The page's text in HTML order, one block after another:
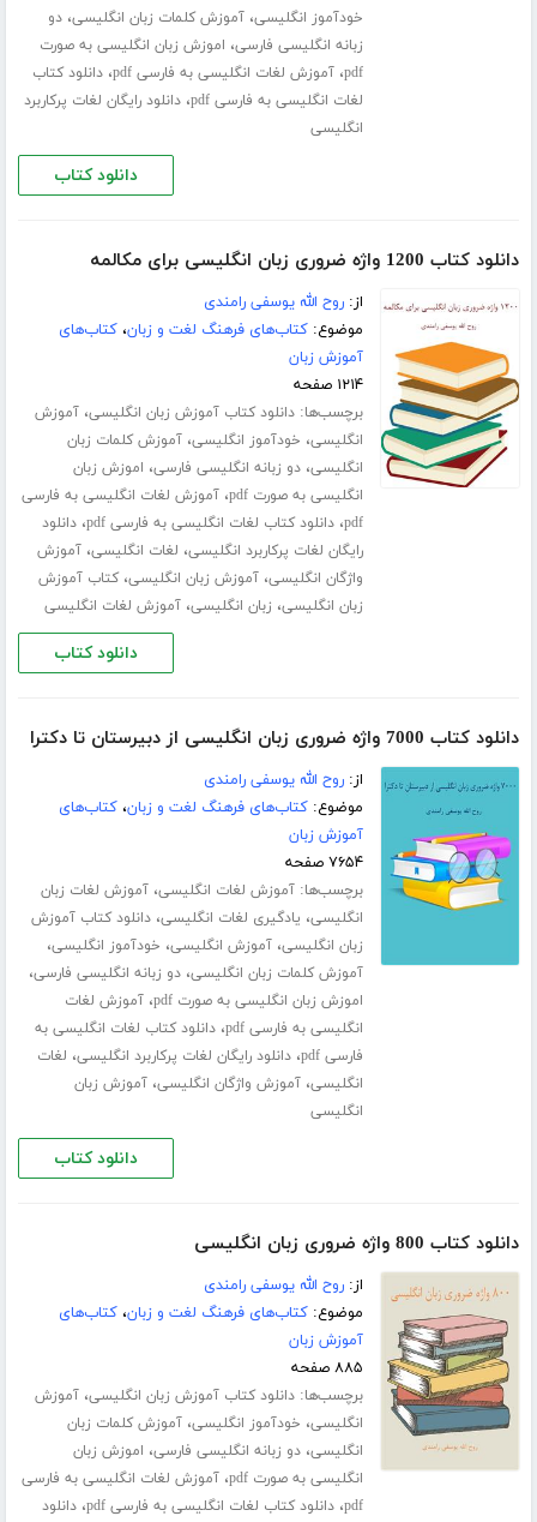
خودآموز انگلیسی،آموزش کلمات زبان انگلیسی،دو
زبانه انگلیسی فارسی، اموزش زبان انگلیسی به صورت
pdf،آموزش لغات انگلیسی به فارسی pdf ،دانلود کتاب
لغات انگلیسی به فارسی pdf
،دانلود رایگان لغات پرکاربرد
انگلیسی
دانلود کتاب
دانلود کتاب 1200 واژه ضروری زبان انگلیسی برای مکالمه
از:روح الله یوسفی رامندی
موضوع:کتاب‌های فرهنگ لغت و زبان،کتاب‌های
آموزش زبان
۱۲۱۴ صفحه
برچسب‌ها:دانلود کتاب آموزش زبان انگلیسی،آموزش
انگلیسی، خودآموز انگلیسی،آموزش کلمات زبان
انگلیسی،دو زبانه انگلیسی فارسی، اموزش زبان
انگلیسی به صورت pdf
،آموزش لغات انگلیسی به فارسی
pdf،دانلود کتاب لغات انگلیسی به فارسی pdf ،دانلود
رایگان لغات پرکاربرد انگلیسی، لغات انگلیسی،آموزش
واژگان انگلیسی،آموزش زبان انگلیسی،کتاب آموزش
زبان انگلیسی، زبان انگلیسی،آموزش لغات انگلیسی
دانلود کتاب
دانلود کتاب 7000 واژه ضروری زبان انگلیسی از دبیرستان تا دکترا
از:روح الله یوسفی رامندی
موضوع:کتاب‌های فرهنگ لغت و زبان،کتاب‌های
آموزش زبان
۷۶۵۴ صفحه
برچسب‌ها:آموزش لغات انگلیسی،آموزش لغات زبان
انگلیسی، یادگیری لغات انگلیسی،دانلود کتاب آموزش
زبان انگلیسی،آموزش انگلیسی، خودآموز انگلیسی،
آموزش کلمات زبان انگلیسی،دو زبانه انگلیسی فارسی،
اموزش زبان انگلیسی به صورت pdf ،آموزش لغات
انگلیسی به فارسی pdf
،دانلود کتاب لغات انگلیسی به
فارسی pdf
،دانلود رایگان لغات پرکاربرد انگلیسی، لغات
انگلیسی،آموزش واژگان انگلیسی،آموزش زبان
انگلیسی
دانلود کتاب
دانلود کتاب 800 واژه ضروری زبان انگلیسی
از:روح الله یوسفی رامندی
موضوع:کتاب‌های فرهنگ لغت و زبان،کتاب‌های
آموزش زبان
۸۸۵ صفحه
برچسب‌ها:دانلود کتاب آموزش زبان انگلیسی،آموزش
انگلیسی، خودآموز انگلیسی،آموزش کلمات زبان
انگلیسی،دو زبانه انگلیسی فارسی، اموزش زبان
انگلیسی به صورت pdf
،آموزش لغات انگلیسی به فارسی
pdf،دانلود کتاب لغات انگلیسی به فارسی pdf ،دانلود